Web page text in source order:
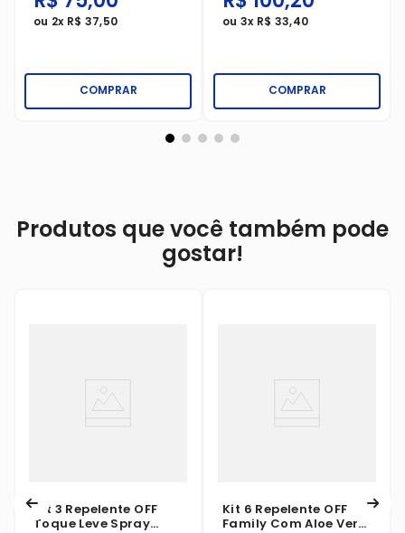
ou 2x R$ 37,50
COMPRAR
ou 3x R$ 33,40
COMPRAR
Produtos que você também pode
gostar!
Kit 3 Repelente OFF
Toque Leve Spray
Kit 6 Repelente OFF
Family Com Aloe Vera